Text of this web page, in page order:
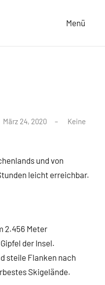
Menü
März 24, 2020
Keine
und von
leicht erreichbar.
2.456 Meter
der Insel.
steile Flanken nach
Skigelände.